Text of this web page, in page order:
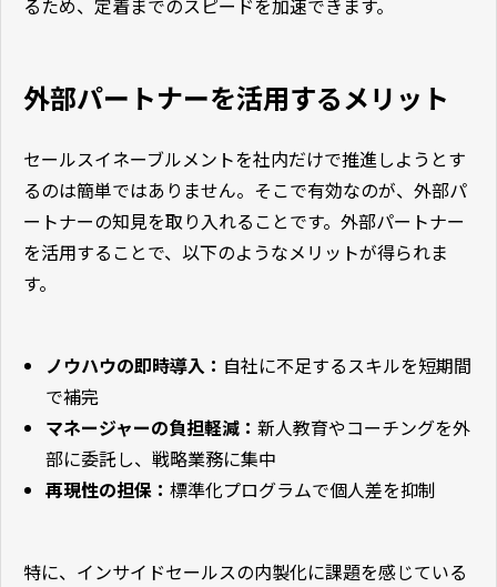
るため、定着までのスピードを加速できます。
外部パートナーを活用するメリット
セールスイネーブルメントを社内だけで推進しようとす
るのは簡単ではありません。そこで有効なのが、外部パ
ートナーの知見を取り入れることです。外部パートナー
を活用することで、以下のようなメリットが得られま
す。
ノウハウの即時導入： 自社に不足するスキルを短期間
で補完
マネージャーの負担軽減： 新人教育やコーチングを外
部に委託し、戦略業務に集中
再現性の担保： 標準化プログラムで個人差を抑制
特に、インサイドセールスの内製化に課題を感じている